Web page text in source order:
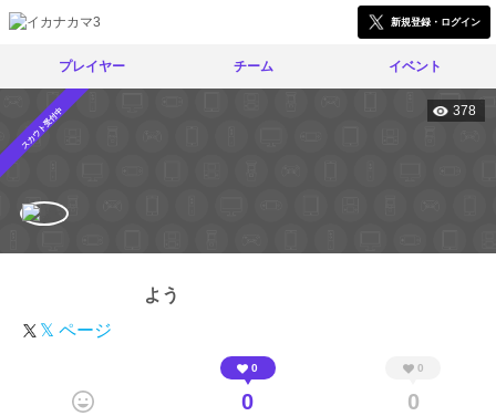
新規登録・ログイン
プレイヤー チーム イベント
スカウト受付中 378
よう
𝕏 ページ
0
0
0
0